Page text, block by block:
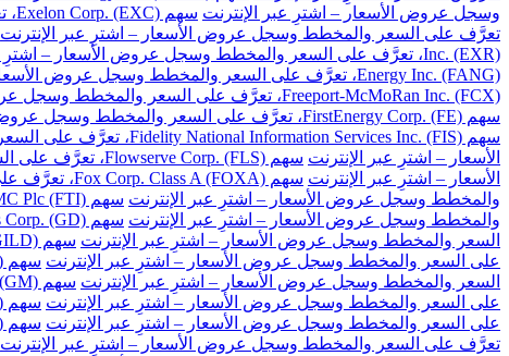
وسجل عروض الأسعار – اشترِ عبر الإنترنت سهم Exelon Corp. (EXC)، تعرَّف على السعر والمخطط وسجل عروض الأسعار – اشترِ عبر الإنترنت
تعرَّف على السعر والمخطط وسجل عروض الأسعار – اشترِ عبر الإنترنت
Inc. (EXR)، تعرَّف على السعر والمخطط وسجل عروض الأسعار – اشترِ عبر الإنترنت
Energy Inc. (FANG)، تعرَّف على السعر والمخطط وسجل عروض الأسعار – اشترِ عبر الإنترنت
Freeport-McMoRan Inc. (FCX)، تعرَّف على السعر والمخطط وسجل عروض الأسعار – اشترِ عبر الإنترنت
سهم FirstEnergy Corp. (FE)، تعرَّف على السعر والمخطط وسجل عروض الأسعار – اشترِ عبر الإنترنت
سهم Fidelity National Information Services Inc. (FIS)، تعرَّف على السعر والمخطط وسجل عروض الأسعار – اشترِ عبر الإنترنت
الأسعار – اشترِ عبر الإنترنت سهم Flowserve Corp. (FLS)، تعرَّف على السعر والمخطط وسجل عروض الأسعار – اشترِ عبر الإنترنت
الأسعار – اشترِ عبر الإنترنت سهم Fox Corp. Class A (FOXA)، تعرَّف على السعر والمخطط وسجل عروض الأسعار – اشترِ عبر الإنترنت
والمخطط وسجل عروض الأسعار – اشترِ عبر الإنترنت سهم TechnipFMC Plc (FTI)، تعرَّف على السعر والمخطط وسجل عروض الأسعار – اشترِ عبر الإنترنت
والمخطط وسجل عروض الأسعار – اشترِ عبر الإنترنت سهم General Dynamics Corp. (GD)، تعرَّف على السعر والمخطط وسجل عروض الأسعار – اشترِ عبر الإنترنت
السعر والمخطط وسجل عروض الأسعار – اشترِ عبر الإنترنت سهم Gilead Sciences Inc. (GILD)، تعرَّف على السعر والمخطط وسجل عروض الأسعار – اشترِ عبر الإنترنت
على السعر والمخطط وسجل عروض الأسعار – اشترِ عبر الإنترنت سهم Globe Life Inc. (GL)، تعرَّف على السعر والمخطط وسجل عروض الأسعار – اشترِ عبر الإنترنت
السعر والمخطط وسجل عروض الأسعار – اشترِ عبر الإنترنت سهم General Motors Co. (GM)، تعرَّف على السعر والمخطط وسجل عروض الأسعار – اشترِ عبر الإنترنت
على السعر والمخطط وسجل عروض الأسعار – اشترِ عبر الإنترنت سهم Global Payments Inc. (GPN)، تعرَّف على السعر والمخطط وسجل عروض الأسعار – اشترِ عبر الإنترنت
على السعر والمخطط وسجل عروض الأسعار – اشترِ عبر الإنترنت سهم Garmin Ltd. (GRMN)، تعرَّف على السعر والمخطط وسجل عروض الأسعار – اشترِ عبر الإنترنت
تعرَّف على السعر والمخطط وسجل عروض الأسعار – اشترِ عبر الإنترنت